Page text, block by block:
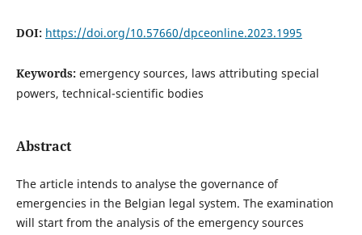
DOI: https://doi.org/10.57660/dpceonline.2023.1995
Keywords: emergency sources, laws attributing special
powers, technical-scientific bodies
Abstract
The article intends to analyse the governance of
emergencies in the Belgian legal system. The examination
will start from the analysis of the emergency sources